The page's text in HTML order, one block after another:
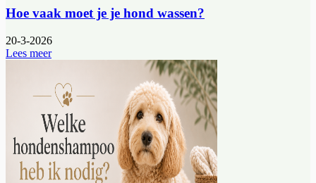
Hoe vaak moet je je hond wassen?
20-3-2026
Lees meer